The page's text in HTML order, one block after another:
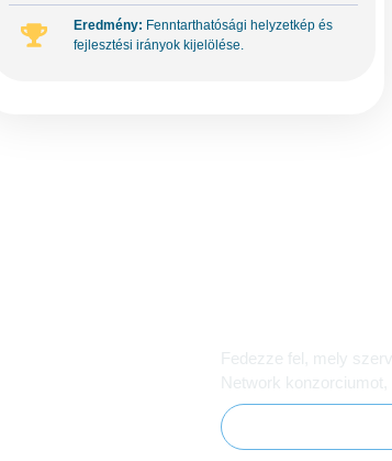
Eredmény: Fenntarthatósági helyzetkép és
fejlesztési irányok kijelölése.
Fedezze fel, mely
Network konzorciumot,